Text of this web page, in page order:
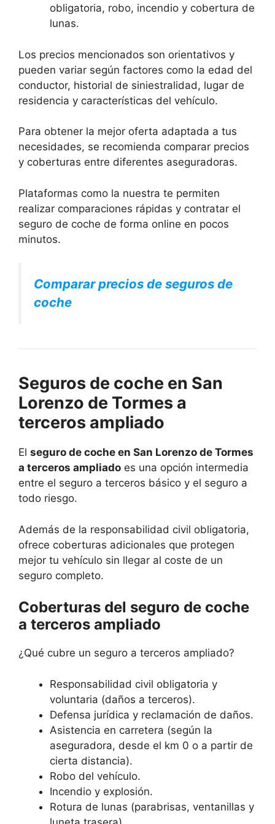
obligatoria, robo, incendio y cobertura de
lunas.
Los precios mencionados son orientativos y
pueden variar según factores como la edad del
conductor, historial de siniestralidad, lugar de
residencia y características del vehículo.
Para obtener la mejor oferta adaptada a tus
necesidades, se recomienda comparar precios
y coberturas entre diferentes aseguradoras.
Plataformas como la nuestra te permiten
realizar comparaciones rápidas y contratar el
seguro de coche de forma online en pocos
minutos.
Comparar precios de seguros de
coche
Seguros de coche en San
Lorenzo de Tormes a
terceros ampliado
El seguro de coche en San Lorenzo de Tormes
a terceros ampliado es una opción intermedia
entre el seguro a terceros básico y el seguro a
todo riesgo.
Además de la responsabilidad civil obligatoria,
ofrece coberturas adicionales que protegen
mejor tu vehículo sin llegar al coste de un
seguro completo.
Coberturas del seguro de coche
a terceros ampliado
¿Qué cubre un seguro a terceros ampliado?
Responsabilidad civil obligatoria y
voluntaria (daños a terceros).
Defensa jurídica y reclamación de daños.
Asistencia en carretera (según la
aseguradora, desde el km 0 o a partir de
cierta distancia).
Robo del vehículo.
Incendio y explosión.
Rotura de lunas (parabrisas, ventanillas y